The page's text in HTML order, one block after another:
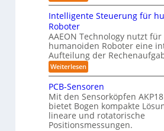
d
L
g
i
s
t
i
k
s
e
5
z
e
r
t
i
f
o
e
r
o
b
o
t
i
k
.
u
c
n
Z
e
i
t
n
v
o
n
K
G
e
r
t
e
f
ü
r
S
y
s
t
e
m
i
Intelligente Steuerung für
Roboter
AAEON Technology nutzt
humanoiden Roboter eine
Aufteilung der
Weiterlesen:
I
t
e
l
l
i
PCB-Sensoren
Mit den Sensorköpfen
bietet Bogen kompakte
lineare und rotatorische
Positionsmessungen.